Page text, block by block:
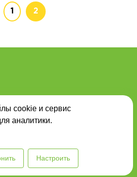
1 2
|
Согласие на
персональных данных
cookie и сервис
аналитики.
Настроить